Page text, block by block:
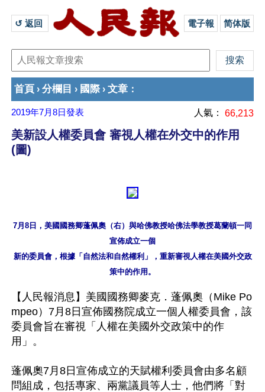
↺ 返回 電子報 简体版
首頁 › 分欄目 › 國際› 文章 ：
2019年7月8日發表 人氣： 66,213
美新設人權委員會 審視人權在外交中的作用
(圖)
7月8日，美國國務卿蓬佩奧（右）與哈佛教授哈佛法學教授葛蘭頓一同
宣佈成立一個
新的委員會，根據「自然法和自然權利」，重新審視人權在美國外交政
【人民報消息】美國國務卿麥克．蓬佩奧（Mike Po
mpeo）7月8日宣佈國務院成立一個人權委員會，該
委員會旨在審視「人權在美國外交政策中的作
用」。
蓬佩奧7月8日宣佈成立的天賦權利委員會由多名顧
問組成，包括專家、兩黨議員等人士，他們將「對